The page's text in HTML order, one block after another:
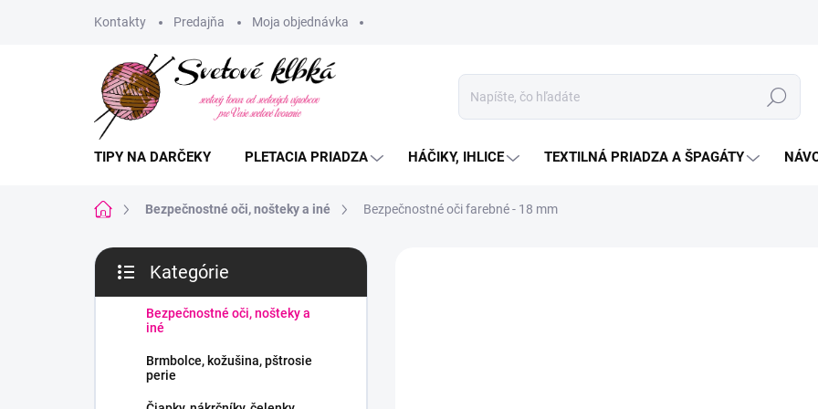
Kontakty Predajňa Moja objednávka
Hľadať
TIPY NA DARČEKY PLETACIA PRIADZA HÁČIKY, IHLICE TEXTILNÁ PRIADZA A ŠPAGÁTY
DomovBezpečnostné oči, nošteky a iné Bezpečnostné oči farebné - 18 mm
B
č
kategórie
Kategórie
Bezpečnostné oči, nošteky a
iné
Brmbolce, kožušina, pštrosie
perie